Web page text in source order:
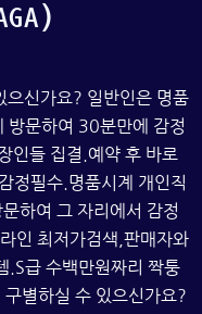
으신가요? 일반인은 명품
방문하여 30분만에 감정
인들 집결.예약 후 바로
정필수.명품시계 개인직
하여 그 자리에서 감정
인 최저가검색,판매자와
.S급 수백만원짜리 짝퉁
별하실 수 있으신가요?